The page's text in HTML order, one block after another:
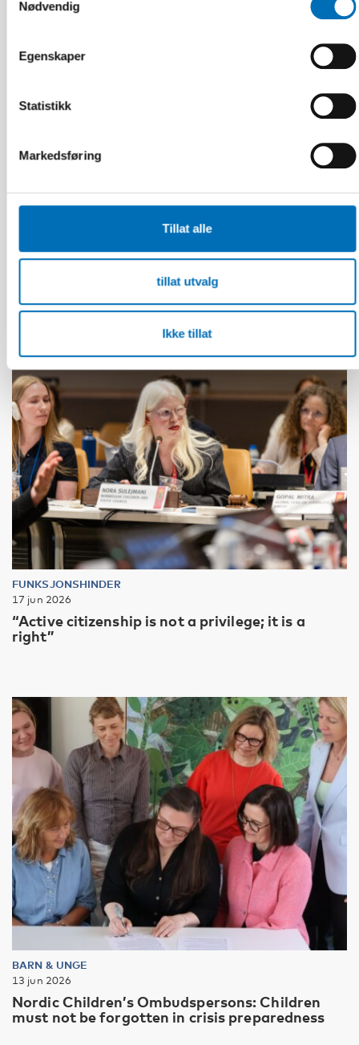
Nødvendig
Egenskaper
Statistikk
Markedsføring
Tillat alle
tillat utvalg
Ikke tillat
ELDRE VOKSNE
society approach
FUNKSJONSHINDER
17 jun 2026
“Active citizenship is not a privilege; it is a
right”
BARN & UNGE
13 jun 2026
Nordic Children’s Ombudspersons: Children
must not be forgotten in crisis preparedness